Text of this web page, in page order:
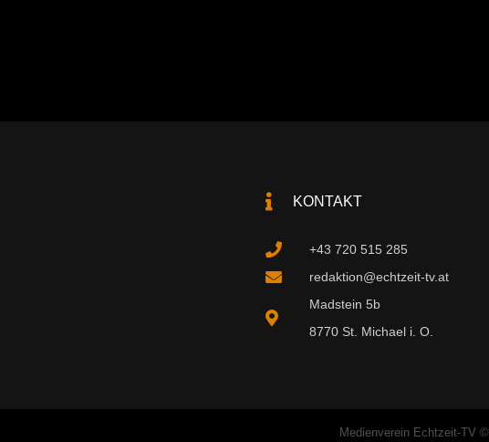
KONTAKT
+43 720 515 285
redaktion@echtzeit-tv.at
Madstein 5b
8770 St. Michael i. O.
Medienverein Echtzeit-TV